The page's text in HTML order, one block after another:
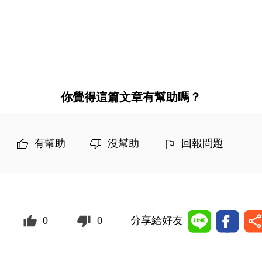
你覺得這篇文章有幫助嗎？
有幫助 沒幫助 回報問題
0 0 分享給好友